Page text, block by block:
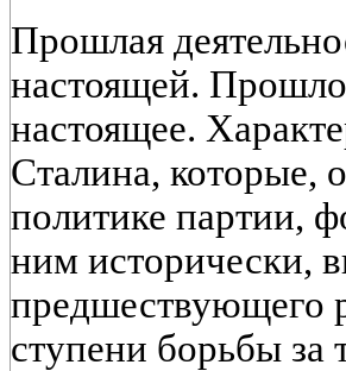
Прошлая
настоящей.
настоящее.
Сталина, которые,
политике партии,
ним исторически,
предшествующего
ступени борьбы за